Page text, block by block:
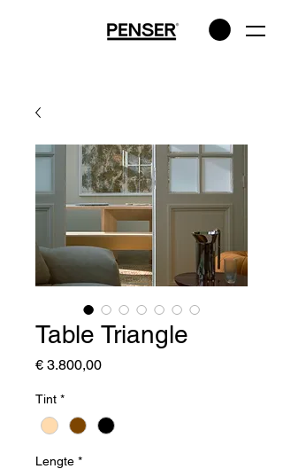
Table Triangle
€ 3.800,00Prijs
Tint *
Lengte *